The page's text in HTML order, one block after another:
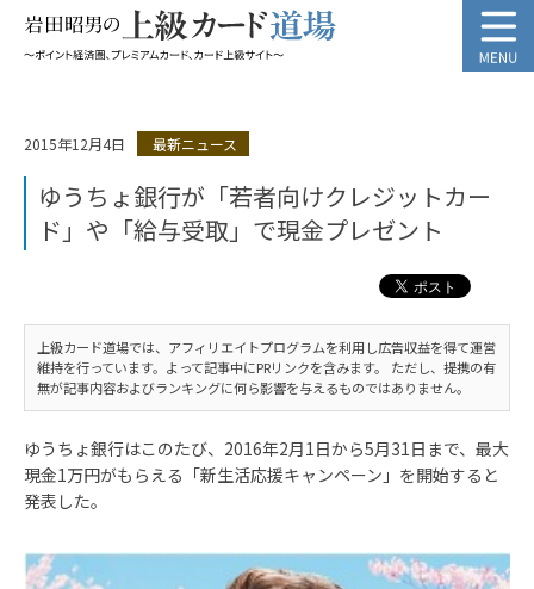
2015年12月4日 最新ニュース
ゆうちょ銀行が「若者向けクレジットカー
ド」や「給与受取」で現金プレゼント
上級カード道場では、アフィリエイトプログラムを利用し広告収益を得て運営
維持を行っています。よって記事中にPRリンクを含みます。 ただし、提携の有
無が記事内容およびランキングに何ら影響を与えるものではありません。
ゆうちょ銀行はこのたび、2016年2月1日から5月31日まで、最大
現金1万円がもらえる「新生活応援キャンペーン」を開始すると
発表した。